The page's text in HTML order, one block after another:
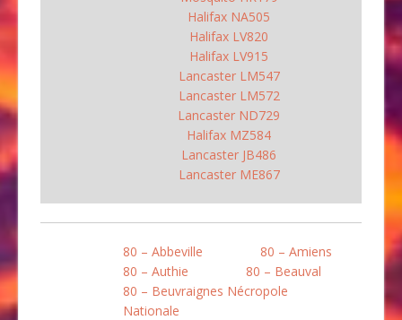
Halifax NA505
Halifax LV820
Halifax LV915
Lancaster LM547
Lancaster LM572
Lancaster ND729
Halifax MZ584
Lancaster JB486
Lancaster ME867
80 – Abbeville
80 – Amiens
80 – Authie
80 – Beauval
80 – Beuvraignes Nécropole
Nationale